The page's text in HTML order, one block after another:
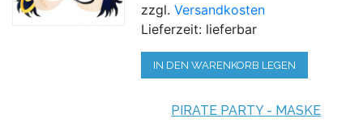
zzgl.Versandkosten
Lieferzeit: lieferbar
IN DEN WARENKORB LEGEN
PIRATE PARTY - MASKE